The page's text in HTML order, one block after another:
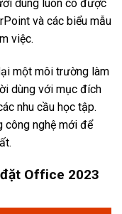
dùng luôn có được
và các biểu mẫu
việc.
một môi trường làm
dùng với mục đích
nhu cầu học tập.
công nghệ mới để
Office 2023